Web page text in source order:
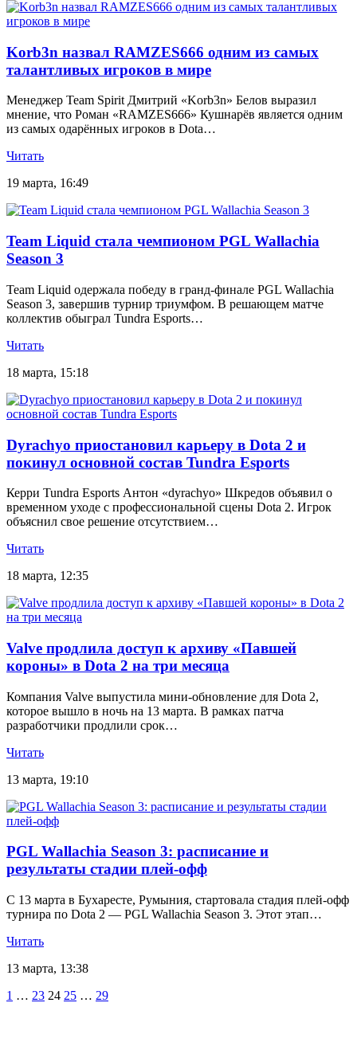
Korb3n назвал RAMZES666 одним из самых
талантливых игроков в мире
Менеджер Team Spirit Дмитрий «Korb3n» Белов выразил
мнение, что Роман «RAMZES666» Кушнарёв является одним
из самых одарённых игроков в Dota…
Читать
19 марта, 16:49
Team Liquid стала чемпионом PGL Wallachia
Season 3
Team Liquid одержала победу в гранд-финале PGL Wallachia
Season 3, завершив турнир триумфом. В решающем матче
коллектив обыграл Tundra Esports…
Читать
18 марта, 15:18
Dyrachyo приостановил карьеру в Dota 2 и
покинул основной состав Tundra Esports
Керри Tundra Esports Антон «dyrachyo» Шкредов объявил о
временном уходе с профессиональной сцены Dota 2. Игрок
объяснил свое решение отсутствием…
Читать
18 марта, 12:35
Valve продлила доступ к архиву «Павшей
короны» в Dota 2 на три месяца
Компания Valve выпустила мини-обновление для Dota 2,
которое вышло в ночь на 13 марта. В рамках патча
разработчики продлили срок…
Читать
13 марта, 19:10
PGL Wallachia Season 3: расписание и
результаты стадии плей-офф
С 13 марта в Бухаресте, Румыния, стартовала стадия плей-офф
турнира по Dota 2 — PGL Wallachia Season 3. Этот этап…
Читать
13 марта, 13:38
Пагинация
1 … 23 24 25 … 29